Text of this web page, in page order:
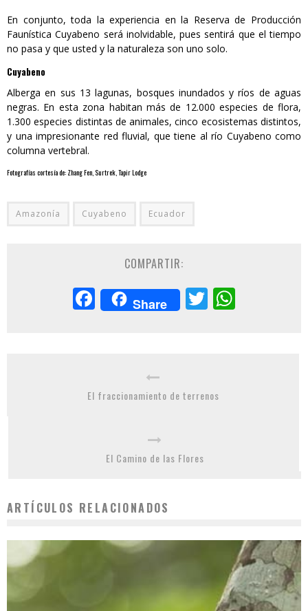
En conjunto, toda la experiencia en la Reserva de Producción
Faunística Cuyabeno será inolvidable, pues sentirá que el tiempo
no pasa y que usted y la naturaleza son uno solo.
Cuyabeno
Alberga en sus 13 lagunas, bosques inundados y ríos de aguas
negras. En esta zona habitan más de 12.000 especies de flora,
1.300 especies distintas de animales, cinco ecosistemas distintos,
y una impresionante red fluvial, que tiene al río Cuyabeno como
columna vertebral.
Fotografías cortesía de: Zhang Fen, Surtrek, Tapir Lodge
Amazonía Cuyabeno Ecuador
COMPARTIR:
Facebook
Share Twitter
El fraccionamiento de terrenos
El Camino de las Flores
ARTÍCULOS RELACIONADOS